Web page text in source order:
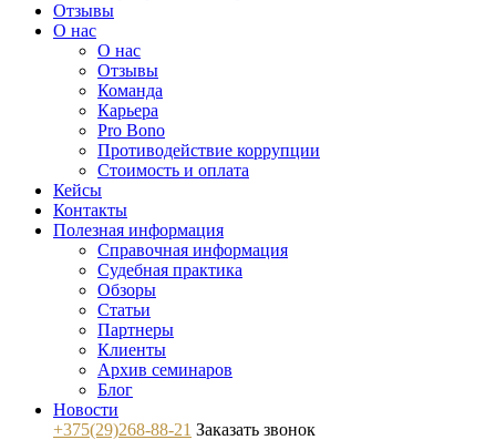
Отзывы
О нас
О нас
Отзывы
Команда
Карьера
Pro Bono
Противодействие коррупции
Стоимость и оплата
Кейсы
Контакты
Полезная информация
Справочная информация
Судебная практика
Обзоры
Статьи
Партнеры
Клиенты
Архив семинаров
Блог
Новости
+375(29)268-88-21 Заказать звонок